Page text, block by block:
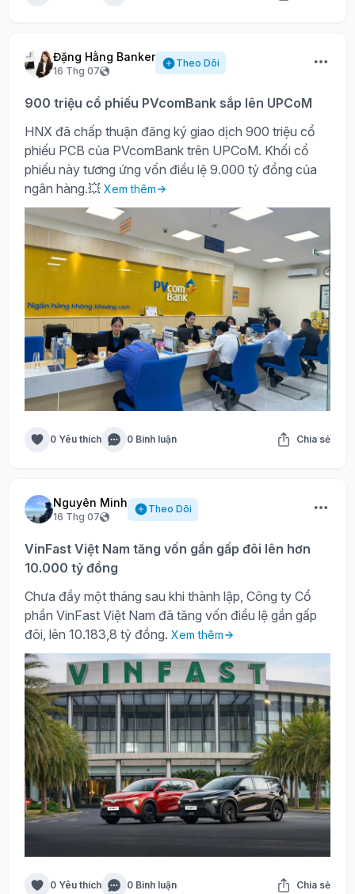
Đặng Hằng Banker
16 Thg 07
Theo Dõi
900 triệu cổ phiếu PVcomBank sắp lên UPCoM
HNX đã chấp thuận đăng ký giao dịch 900 triệu cổ
phiếu PCB của PVcomBank trên UPCoM. Khối cổ
phiếu này tương ứng vốn điều lệ 9.000 tỷ đồng của
ngân hàng.💥 Xem thêm
0 Yêu thích 0 Bình luận Chia sẻ
Nguyên Minh
16 Thg 07
Theo Dõi
VinFast Việt Nam tăng vốn gần gấp đôi lên hơn
10.000 tỷ đồng
Chưa đầy một tháng sau khi thành lập, Công ty Cổ
phần VinFast Việt Nam đã tăng vốn điều lệ gần gấp
đôi, lên 10.183,8 tỷ đồng. Xem thêm
0 Yêu thích 0 Bình luận Chia sẻ